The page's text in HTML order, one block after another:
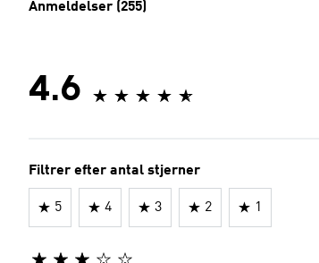
Anmeldelser (255)
4.6
Filtrer efter antal stjerner
5 4 3 2 1